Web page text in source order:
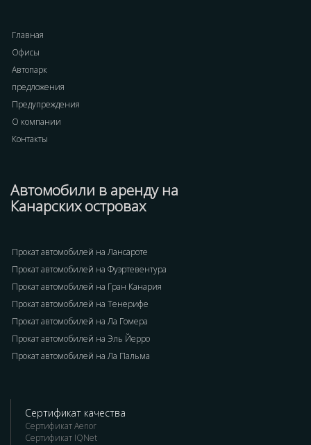
Главная
Офисы
Автопарк
предложения
Предупреждения
О компании
Контакты
Автомобили в аренду на
Канарских островах
Прокат автомобилей на Лансароте
Прокат автомобилей на Фуэртевентура
Прокат автомобилей на Гран Канария
Прокат автомобилей на Тенерифе
Прокат автомобилей на Ла Гомера
Прокат автомобилей на Эль Йерро
Прокат автомобилей на Ла Пальма
Сертификат качества
Сертификат Aenor
Сертификат IQNet